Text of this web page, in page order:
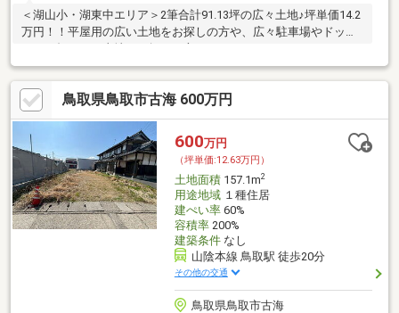
＜湖山小・湖東中エリア＞2筆合計91.13坪の広々土地♪坪単価14.2
万円！！平屋用の広い土地をお探しの方や、広々駐車場やドッグ
ラン、畑もでる土地をお探しの方へ♪＾＾
鳥取県鳥取市古海 600万円
600万円
（坪単価:12.63万円）
土地面積157.1m2
用途地域１種住居
建ぺい率60%
容積率200%
建築条件なし
山陰本線 鳥取駅 徒歩20分
その他の交通
鳥取県鳥取市古海